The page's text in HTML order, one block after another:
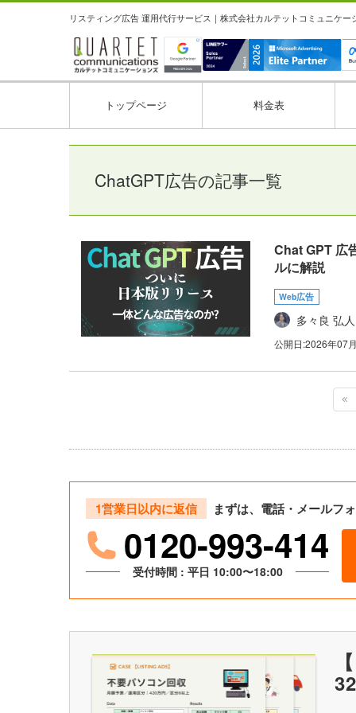
リスティング広告 運用代行サービス｜株式会社カルテットコミュニケ
トップページ 料金表
ChatGPT広告の記事一覧
Chat GPT 広
ルに解説
Web広告
多々良 弘人
公開日:2026年07
1営業日以内に返信 まずは、電話・メールフ
0120-993-414
受付時間 : 平日 10:00〜18:00